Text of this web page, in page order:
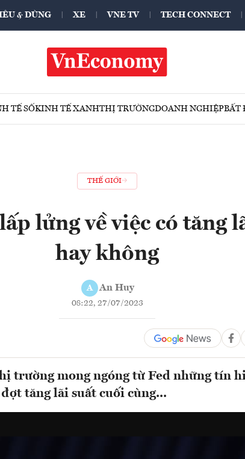
& DÙNG XE VNE TV TECH CONNECT
TẾ SỐKINH TẾ XANHTHỊ TRƯỜNGDOANH NGHIỆPBẤT
THẾ GIỚI
lửng về việc có tăng
hay không
A An Huy
08:22, 27/07/2023
trường mong ngóng từ Fed những tín
tăng lãi suất cuối cùng...